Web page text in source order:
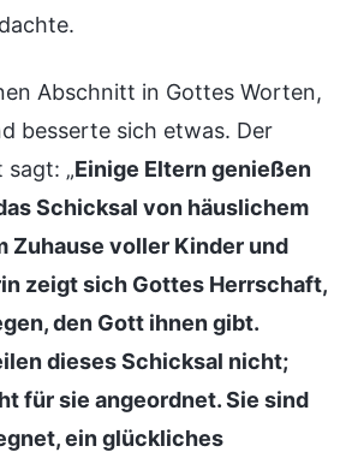
Abschnitt in Gottes Worten,
besserte sich etwas. Der
sagt: „Einige Eltern genießen
Schicksal von häuslichem
Zuhause voller Kinder und
zeigt sich Gottes Herrschaft,
den Gott ihnen gibt.
dieses Schicksal nicht;
für sie angeordnet. Sie sind
ein glückliches